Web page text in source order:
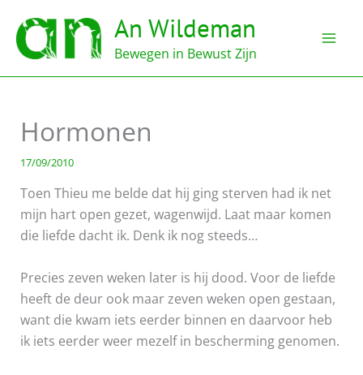
naar
inhoud
An Wildeman
Bewegen in Bewust Zijn
Hormonen
17/09/2010
Toen Thieu me belde dat hij ging sterven had ik net
mijn hart open gezet, wagenwijd. Laat maar komen
die liefde dacht ik. Denk ik nog steeds…
Precies zeven weken later is hij dood. Voor de liefde
heeft de deur ook maar zeven weken open gestaan,
want die kwam iets eerder binnen en daarvoor heb
ik iets eerder weer mezelf in bescherming genomen.